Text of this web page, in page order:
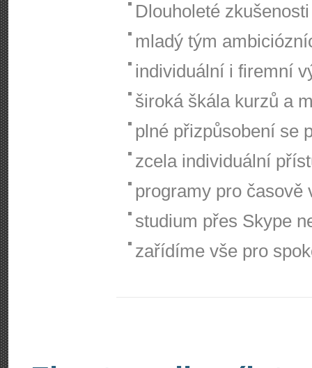
Dlouholeté
mladý tým
individuální i firemní
široká škála kurzů a
plné přizpůsobení se
zcela individuální
programy pro časově
studium přes Skype
zařídíme vše pro